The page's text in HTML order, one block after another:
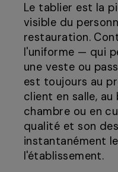
Le tablier est la
visible du
restauration.
l'uniforme — qui
une veste ou
est toujours au
client en salle, au
chambre ou en
qualité et son
instantanément
l'établissement.